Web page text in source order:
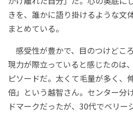
きを、誰かに語り掛けるような文
まとめている。
感受性が豊かで、目のつけどこ
現力が際立っていると感じたのは
ピソードだ。太くて毛量が多く、
倍」という越智さん。センター分
ドマークだったが、30代でベリー